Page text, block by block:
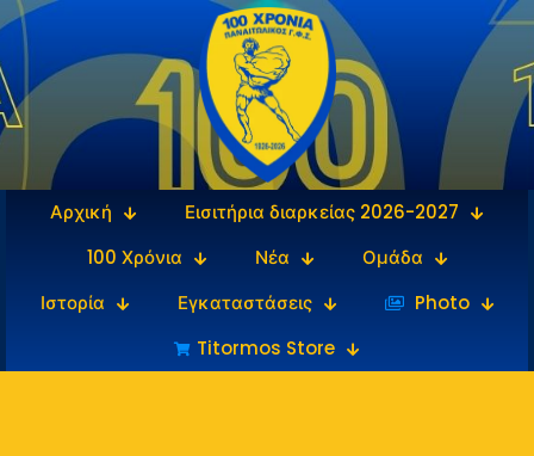
Αρχική
Εισιτήρια διαρκείας 2026-2027
100 Χρόνια
Νέα
Ομάδα
Ιστορία
Εγκαταστάσεις
‎‏‏‎ ‎Photo
Titormos Store